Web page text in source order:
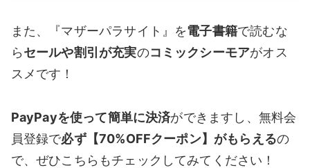
また、『マザーパラサイト』を電子書籍で読むな
らセールや割引が充実のコミックシーモアがオス
スメです！
PayPayを使って簡単に決済ができますし、無料会
員登録で必ず【70%OFFクーポン】がもらえるの
で、ぜひこちらもチェックしてみてください！